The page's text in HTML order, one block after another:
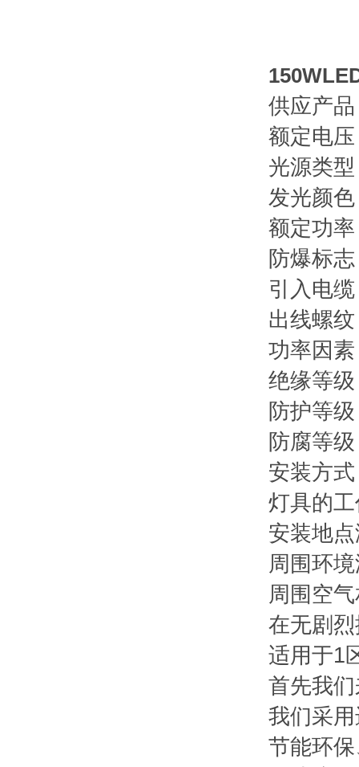
供应产
额定电
光源类
发光颜
额定功
防爆标
引入电
出线螺
功率因
绝缘等
防护等
防腐等
安装方
灯具的
安装地
周围环
周围空
在无剧
适用于1
首先我
我们采
节能环